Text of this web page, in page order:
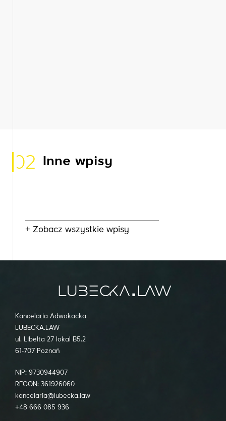
02 Inne wpisy
+ Zobacz wszystkie wpisy
Kancelaria Adwokacka
LUBECKA.LAW
ul. Libelta 27 lokal B5.2
61-707 Poznań
NIP: 9730944907
REGON: 361926060
kancelaria@lubecka.law
+48 666 085 936